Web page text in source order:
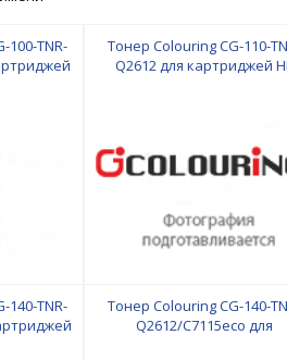
100-TNR-
Тонер Colouring CG-110-
Q2612 для картриджей
140-TNR-
Тонер Colouring CG-140-
Q2612/C7115eco для